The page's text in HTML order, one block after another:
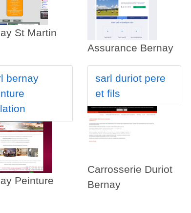
St Martin
Assurance Bernay
bernay
Peinture
sarl duriot pere
et fils
Carrosserie Duriot
Bernay